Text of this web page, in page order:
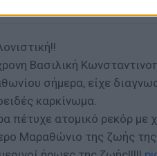
Βασιλική
σήμερα, είχε
καρκίνωμα.
πέτυχε ατομικό ρεκόρ με
Μαραθώνιο της ζωής